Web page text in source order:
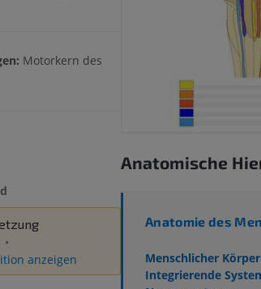
Motorkern des
anzeigen
Anatomische
Anatomie des
Menschlicher Körper
Integrierende